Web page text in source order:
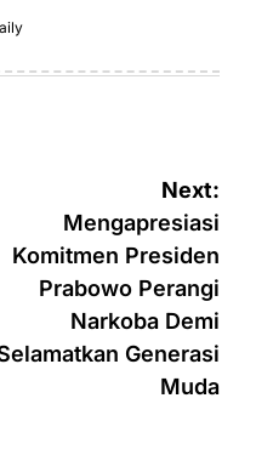
Next:
Mengapresiasi
Komitmen Presiden
Prabowo Perangi
Narkoba Demi
Generasi
Muda